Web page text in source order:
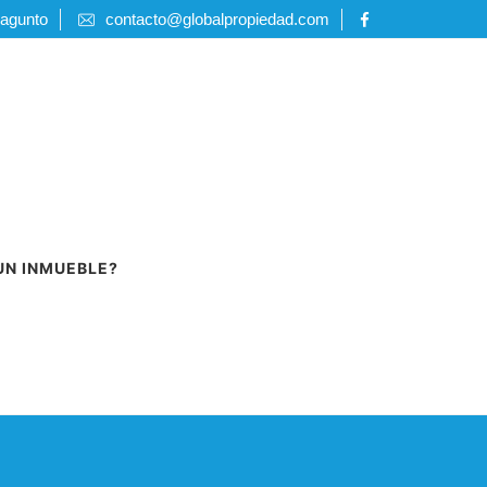
contacto@globalpropiedad.com
INMUEBLE?